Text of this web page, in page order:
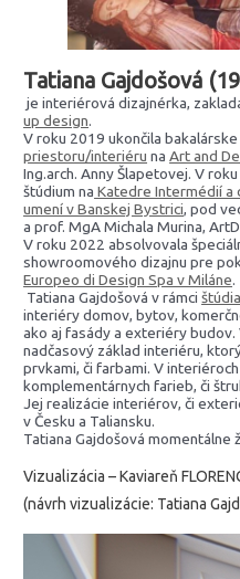
Tatiana Gajdošová
je interiérová dizajnérka,
up design.
V roku 2019 ukončila
priestoru/interiéru naArt and
Ing.arch. Anny Šlapetovej. V
štúdium na Katedre Intermédií a
umení v Banskej Bystrici, pod
a prof. MgA Michala Murina,
V roku 2022 absolvovala
showroomového dizajnu pre
Europeo di Design Spa v Miláne.
Tatiana Gajdošová v rámci
interiéry domov, bytov,
ako aj fasády a exteriéry
nadčasový základ interiéru,
prvkami, či farbami. V
komplementárnych farieb, či
Jej realizácie interiérov, či
v Česku a Taliansku.
Tatiana Gajdošová momentálne
Vizualizácia – Kaviareň
(návrh vizualizácie: Tatiana